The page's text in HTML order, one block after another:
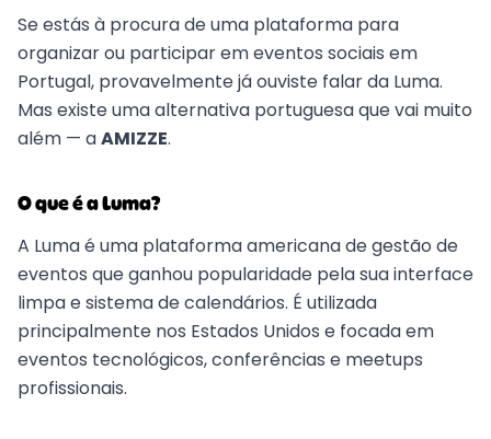
Se estás à procura de uma plataforma para
organizar ou participar em eventos sociais em
Portugal, provavelmente já ouviste falar da Luma.
Mas existe uma alternativa portuguesa que vai muito
além — aAMIZZE.
O que é a Luma?
A Luma é uma plataforma americana de gestão de
eventos que ganhou popularidade pela sua interface
limpa e sistema de calendários. É utilizada
principalmente nos Estados Unidos e focada em
eventos tecnológicos, conferências e meetups
profissionais.